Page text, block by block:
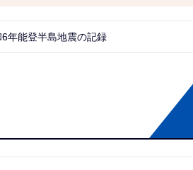
6年能登半島地震の記録